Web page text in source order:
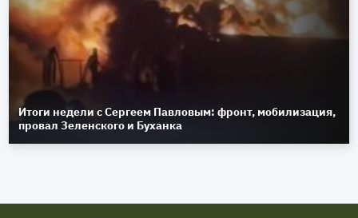
Итоги недели с Сергеем Павловым: фронт, мобилизация,
провал Зеленского и Буханка